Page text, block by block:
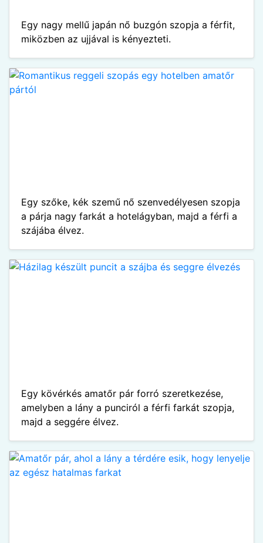
Egy nagy mellű japán nő buzgón szopja a férfit,
miközben az ujjával is kényezteti.
Egy szőke, kék szemű nő szenvedélyesen szopja
a párja nagy farkát a hotelágyban, majd a férfi a
szájába élvez.
Egy kövérkés amatőr pár forró szeretkezése,
amelyben a lány a punciról a férfi farkát szopja,
majd a seggére élvez.